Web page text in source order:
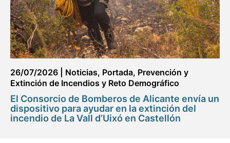
26/07/2026 Noticias, Portada, Prevención y
Extinción de Incendios y Reto Demográfico
El Consorcio de Bomberos de Alicante envía un
dispositivo para ayudar en la extinción del
incendio de La Vall d’Uixó en Castellón